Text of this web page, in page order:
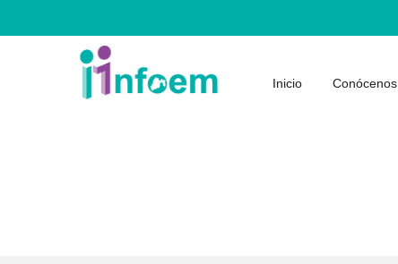
Inicio Conócenos